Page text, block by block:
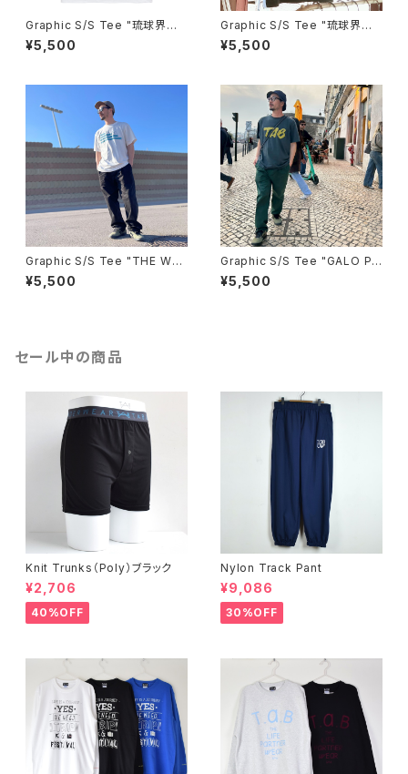
Graphic S/S Tee "琉球界
隈 珈琲時間"
¥5,500
Graphic S/S Tee "琉球界隈K
ANJI"
¥5,500
Graphic S/S Tee "THE WAL
L"
¥5,500
Graphic S/S Tee "GALO PAI
SELY"
¥5,500
セール中の商品
Knit Trunks（Poly）ブラック
¥2,706
40%OFF
Nylon Track Pant
¥9,086
30%OFF